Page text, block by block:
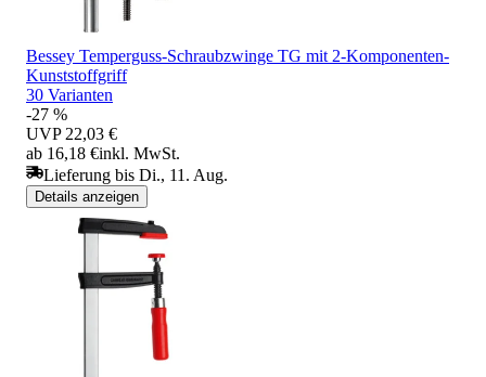
Bessey Temperguss-Schraubzwinge TG mit 2-Komponenten-
Kunststoffgriff
30 Varianten
-27 %
UVP 22,03 €
ab 16,18 €inkl. MwSt.
Lieferung bis Di., 11. Aug.
Details anzeigen